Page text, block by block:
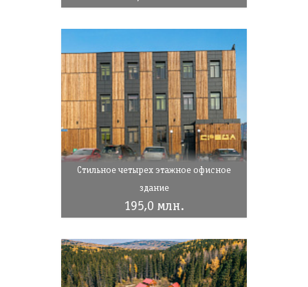
Стильное четырех этажное офисное
здание
195,0 млн.